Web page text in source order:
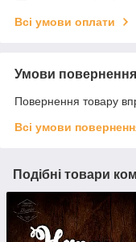
Всі умови оплати
Умови повернення
Повернення товару
Всі умови
Подібні товари